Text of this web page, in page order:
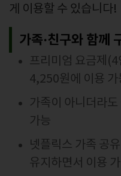
게 이용할 수 있습니다!
가족·친구와 함께
프리미엄 요금제
4,250원에 이용 가
가족이 아니더라
가능
넷플릭스 가족 공
유지하면서 이용